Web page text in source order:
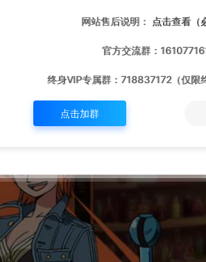
网站售后说明： 点击查看（
官方交流群：
终身VIP专属群：718837172（仅限
点击加群